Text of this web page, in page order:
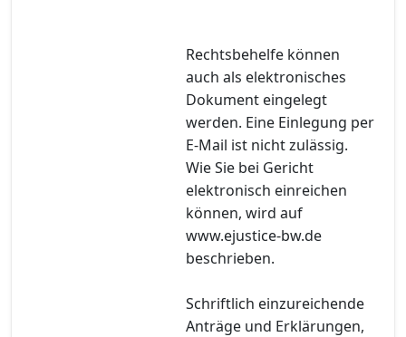
Rechtsbehelfe können
auch als elektronisches
Dokument eingelegt
werden. Eine Einlegung per
E-Mail ist nicht zulässig.
Wie Sie bei Gericht
elektronisch einreichen
können, wird auf
www.ejustice-bw.de
beschrieben.
Schriftlich einzureichende
Anträge und Erklärungen,